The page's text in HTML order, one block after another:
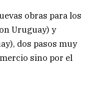
obras para los
Uruguay) y
dos pasos muy
sino por el